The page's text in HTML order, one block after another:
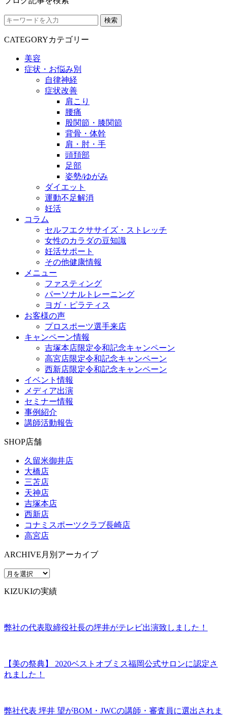
検索
CATEGORYカテゴリー
美容
症状・お悩み別
自律神経
症状改善
肩こり
腰痛
股関節・膝関節
背骨・体幹
肩・肘・手
頭頚部
足部
姿勢/ゆがみ
ダイエット
運動不足解消
妊活
コラム
セルフエクササイズ・ストレッチ
女性のカラダの豆知識
妊活サポート
その他健康情報
メニュー
ファスティング
パーソナルトレーニング
ヨガ・ピラティス
お客様の声
プロスポーツ選手来店
キャンペーン情報
吉塚本店限定令和記念キャンペーン
高宮店限定令和記念キャンペーン
西新店限定令和記念キャンペーン
イベント情報
メディア出演
セミナー情報
事例紹介
講師活動報告
SHOP店舗
久留米御井店
大橋店
三苫店
天神店
吉塚本店
西新店
コナミスポーツクラブ長崎店
高宮店
ARCHIVE 月別アーカイブ
KIZUKIの実績
弊社の代表取締役社長の坪井がテレビ出演致しました！
【美の祭典】 2020ベストオブミス福岡公式サロンに認定さ
れました！
弊社代表 坪井 望がBOM・JWCの講師・審査員に選出されま